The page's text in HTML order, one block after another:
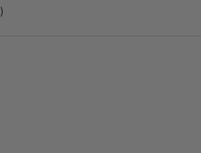
)